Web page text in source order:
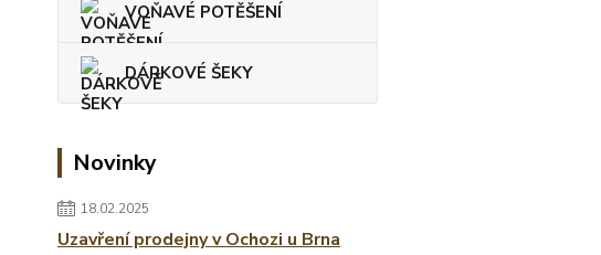
VOŇAVÉ POTĚŠENÍ
DÁRKOVÉ ŠEKY
Novinky
18.02.2025
Uzavření prodejny v Ochozi u Brna